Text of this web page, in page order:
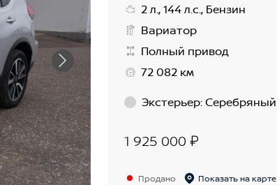
2 л., 144 л.с., Бензин
Вариатор
Полный привод
72 082 км
Экстерьер:Серебряный
1 925 000 ₽
Продано Показать на карте